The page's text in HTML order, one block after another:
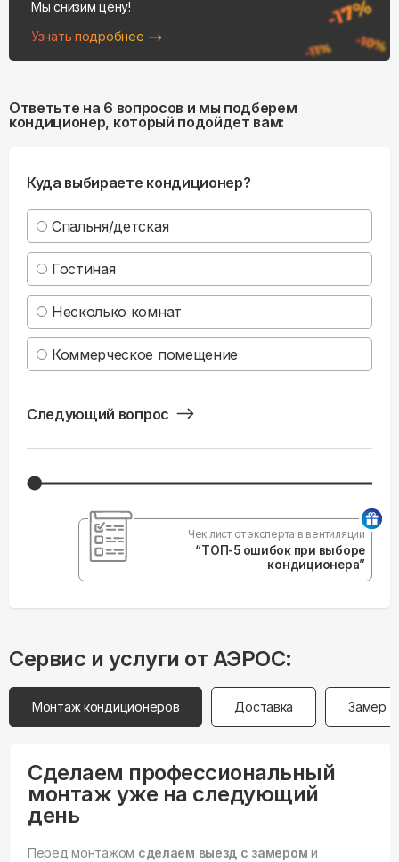
Мы снизим цену!
Узнать подробнее
Ответьте на 6 вопросов и мы подберем
кондиционер, который подойдет вам:
Куда выбираете кондиционер?
Спальня/детская
Гостиная
Несколько комнат
Коммерческое помещение
Следующий вопрос
Чек лист от эксперта в вентиляции
“ТОП-5 ошибок при выборе
кондиционера”
Сервис и услуги от АЭРОС:
Монтаж кондиционеров Доставка Замер
Сделаем профессиональный
монтаж уже на следующий
день
Перед монтажом сделаем выезд с замером и